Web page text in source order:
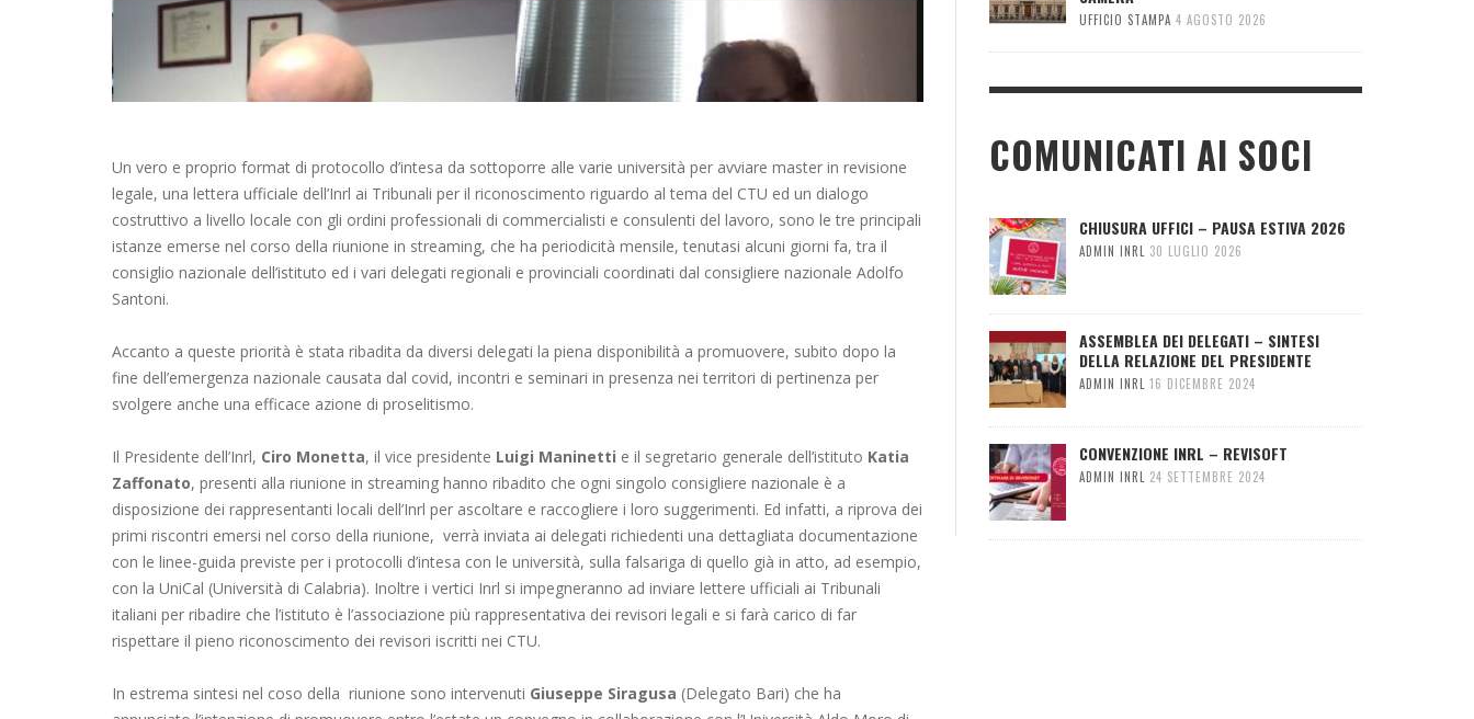
Un vero e proprio format di protocollo d’intesa da sottoporre alle varie università per avviare master in revisione
legale, una lettera ufficiale dell’Inrl ai Tribunali per il riconoscimento riguardo al tema del CTU ed un dialogo
costruttivo a livello locale con gli ordini professionali di commercialisti e consulenti del lavoro, sono le tre principali
istanze emerse nel corso della riunione in streaming, che ha periodicità mensile, tenutasi alcuni giorni fa, tra il
consiglio nazionale dell’istituto ed i vari delegati regionali e provinciali coordinati dal consigliere nazionale Adolfo
Santoni.
Accanto a queste priorità è stata ribadita da diversi delegati la piena disponibilità a promuovere, subito dopo la
fine dell’emergenza nazionale causata dal covid, incontri e seminari in presenza nei territori di pertinenza per
svolgere anche una efficace azione di proselitismo.
Il Presidente dell’Inrl, Ciro Monetta, il vice presidente Luigi Maninetti e il segretario generale dell’istituto Katia
Zaffonato, presenti alla riunione in streaming hanno ribadito che ogni singolo consigliere nazionale è a
disposizione dei rappresentanti locali dell’Inrl per ascoltare e raccogliere i loro suggerimenti. Ed infatti, a riprova dei
primi riscontri emersi nel corso della riunione, verrà inviata ai delegati richiedenti una dettagliata documentazione
con le linee-guida previste per i protocolli d’intesa con le università, sulla falsariga di quello già in atto, ad esempio,
con la UniCal (Università di Calabria). Inoltre i vertici Inrl si impegneranno ad inviare lettere ufficiali ai Tribunali
italiani per ribadire che l’istituto è l’associazione più rappresentativa dei revisori legali e si farà carico di far
rispettare il pieno riconoscimento dei revisori iscritti nei CTU.
In estrema sintesi nel coso della riunione sono intervenuti Giuseppe Siragusa (Delegato Bari) che ha
UFFICIO STAMPA 4 AGOSTO 2026
COMUNICATI AI SOCI
CHIUSURA UFFICI – PAUSA ESTIVA 2026
ADMIN INRL 30 LUGLIO 2026
ASSEMBLEA DEI DELEGATI – SINTESI
DELLA RELAZIONE DEL PRESIDENTE
ADMIN INRL 16 DICEMBRE 2024
CONVENZIONE INRL – REVISOFT
ADMIN INRL 24 SETTEMBRE 2024